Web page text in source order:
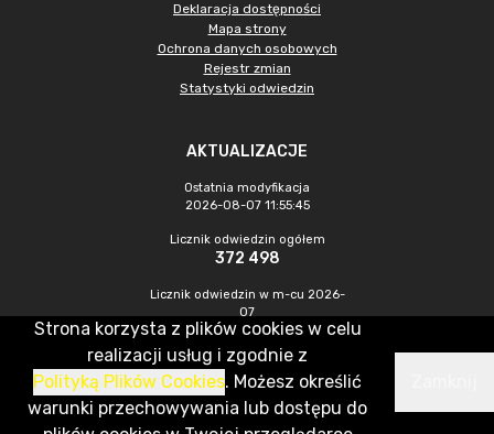
Deklaracja dostępności
Mapa strony
Ochrona danych osobowych
Rejestr zmian
Statystyki odwiedzin
AKTUALIZACJE
Ostatnia modyfikacja
2026-08-07 11:55:45
Licznik odwiedzin ogółem
372 498
Licznik odwiedzin w m-cu 2026-
07
1 202
CMS & Hosting: Nefeni Sp. z o.o.
Strona korzysta z plików cookies w celu
realizacji usług i zgodnie z
Polityką Plików Cookies. Możesz określić
warunki przechowywania lub dostępu do